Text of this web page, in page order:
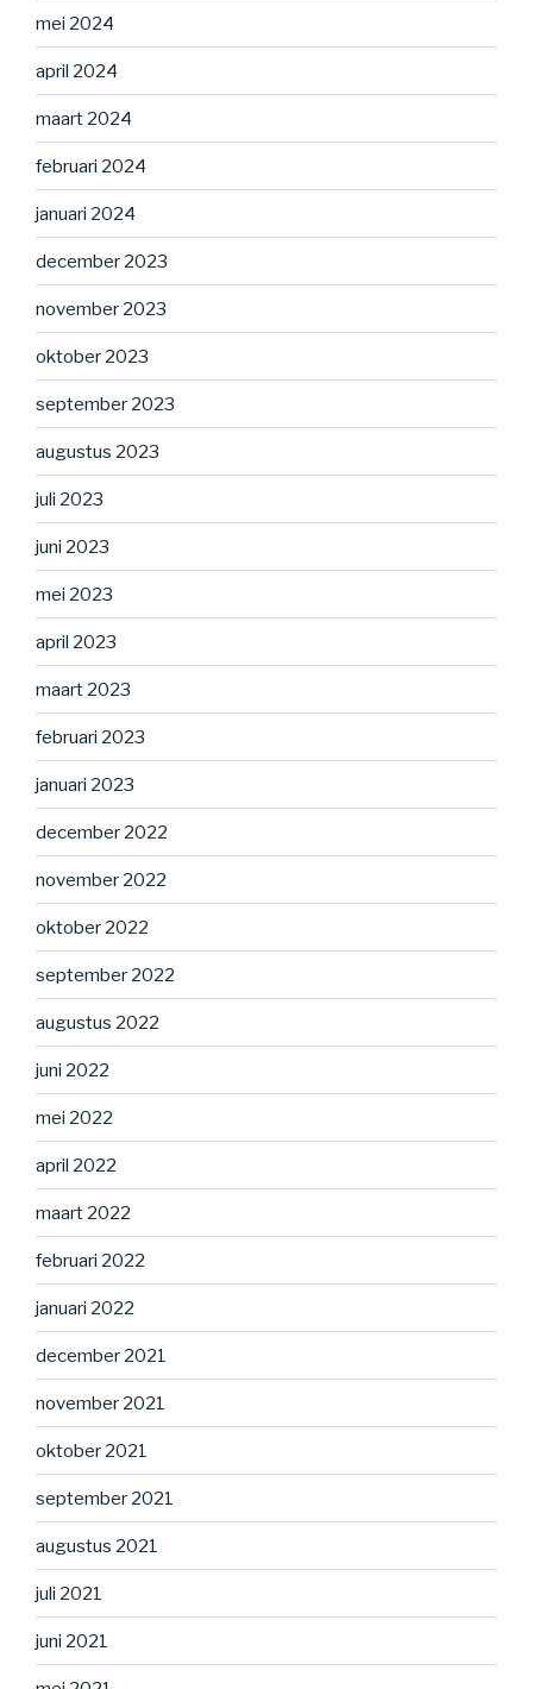
mei 2024
april 2024
maart 2024
februari 2024
januari 2024
december 2023
november 2023
oktober 2023
september 2023
augustus 2023
juli 2023
juni 2023
mei 2023
april 2023
maart 2023
februari 2023
januari 2023
december 2022
november 2022
oktober 2022
september 2022
augustus 2022
juni 2022
mei 2022
april 2022
maart 2022
februari 2022
januari 2022
december 2021
november 2021
oktober 2021
september 2021
augustus 2021
juli 2021
juni 2021